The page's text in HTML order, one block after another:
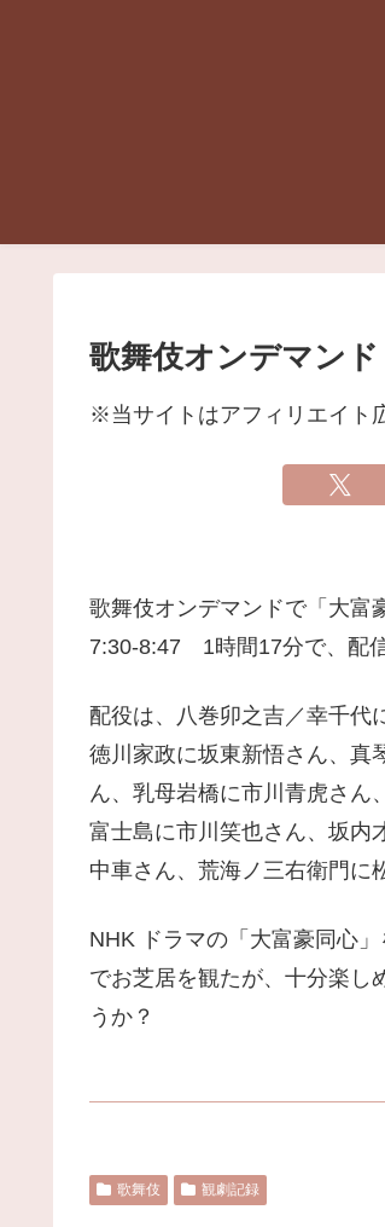
歌舞伎オンデマン
※当サイトはアフィリエイト
歌舞伎オンデマンドで「大富
7:30-8:47 1時間17分で、配
配役は、八巻卯之吉／幸千代
徳川家政に坂東新悟さん、真
ん、乳母岩橋に市川青虎さん
富士島に市川笑也さん、坂内
中車さん、荒海ノ三右衛門に
NHK ドラマの「大富豪同心
でお芝居を観たが、十分楽し
うか？
歌舞伎 観劇記録